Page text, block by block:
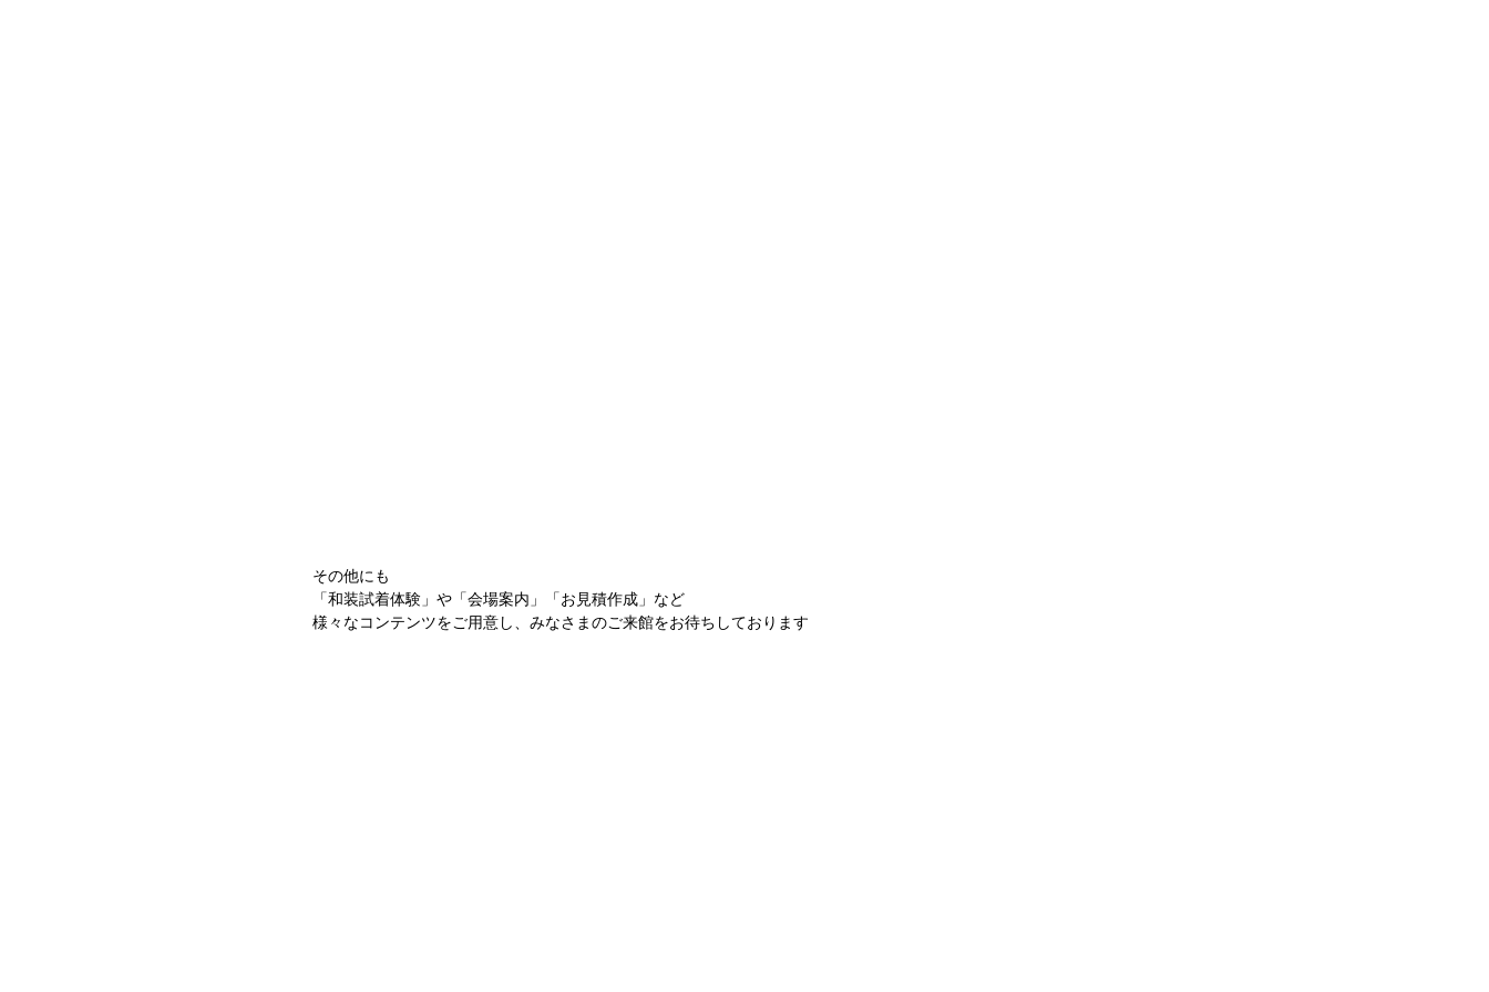
その他にも
「和装試着体験」や「会場案内」「お見積作成」など
様々なコンテンツをご用意し、みなさまのご来館をお待ちしております